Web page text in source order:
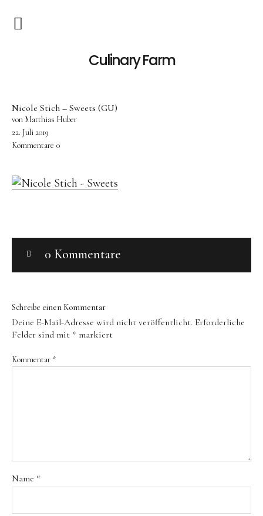
Culinary Farm
Rezepte
Rezepte nach Kategorien
About
Nicole Stich – Sweets (GU)
von Matthias Huber
22. Juli 2019
Kommentare 0
0 Kommentare
Schreibe einen Kommentar
Deine E-Mail-Adresse wird nicht veröffentlicht. Erforderliche
Felder sind mit * markiert
Kommentar *
Name *